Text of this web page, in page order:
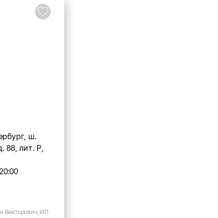
ш.
88, лит. Р,
Викторович, ИП